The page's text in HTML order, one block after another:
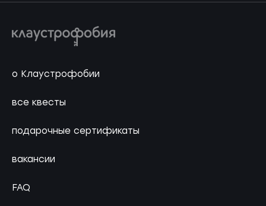
о Клаустрофобии
все квесты
подарочные сертификаты
вакансии
FAQ